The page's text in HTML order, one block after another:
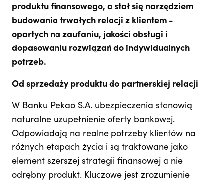
produktu finansowego, a stał się narzędziem
budowania trwałych relacji z klientem -
opartych na zaufaniu, jakości obsługi i
dopasowaniu rozwiązań do indywidualnych
potrzeb.
Od sprzedaży produktu do partnerskiej relacji
W Banku Pekao S.A. ubezpieczenia stanowią
naturalne uzupełnienie oferty bankowej.
Odpowiadają na realne potrzeby klientów na
różnych etapach życia i są traktowane jako
element szerszej strategii finansowej a nie
odrębny produkt. Kluczowe jest zrozumienie